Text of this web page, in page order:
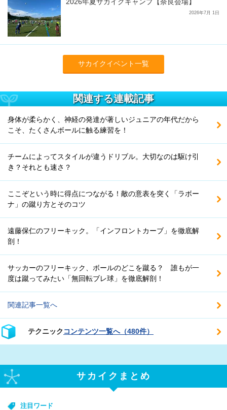
2026年7月 1日
サカイクイベント一覧
関連する連載記事
身体が柔らかく、神経の発達が著しいジュニアの年代だから
こそ、たくさんボールに触る練習を！
チームによってスタイルが違うドリブル。大切なのは駆け引
き？それとも速さ？
ここぞという時に得点につながる！敵の意表を突く「ラボー
ナ」の蹴り方とそのコツ
遠藤保仁のフリーキック。「インフロントカーブ」を徹底解
剖！
サッカーのフリーキック、ボールのどこを蹴る？ 誰もが一
度は蹴ってみたい「無回転ブレ球」を徹底解剖！
関連記事一覧へ
テクニック コンテンツ一覧へ（480件）
サカイクまとめ
注目ワード